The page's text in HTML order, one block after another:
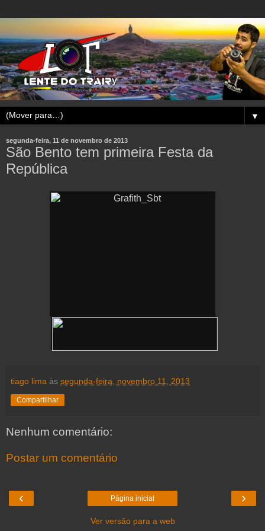
▼
segunda-feira, 11 de novembro de 2013
São Bento tem primeira Festa da
República
tiago lima às segunda-feira, novembro 11, 2013
Compartilhar
Nenhum comentário:
Postar um comentário
‹ ›
Página inicial
Ver versão para a web